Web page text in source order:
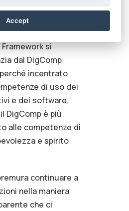
e fanno particolare
al Framework e-
Framework si
dal DigComp
incentrato
di uso dei
e dei software,
DigComp è più
alle competenze di
e spirito
continuare a
nella maniera
che ci
Accept